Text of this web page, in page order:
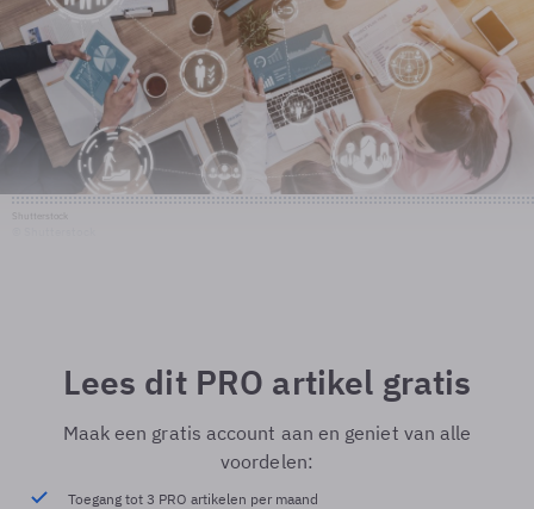
Lees dit PRO artikel gratis
Maak een gratis account aan en geniet van alle
voordelen:
Toegang tot 3 PRO artikelen per maand